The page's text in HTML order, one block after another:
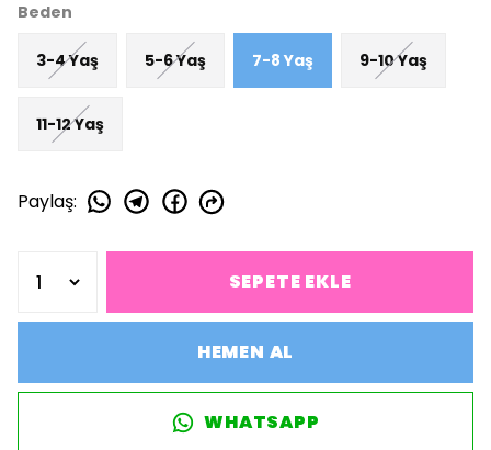
Beden
3-4 Yaş 5-6 Yaş 7-8 Yaş 9-10 Yaş
11-12 Yaş
Paylaş:
SEPETE EKLE
HEMEN AL
WHATSAPP